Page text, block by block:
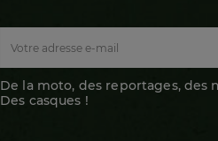
De la moto, des reportages, des
Des casques !